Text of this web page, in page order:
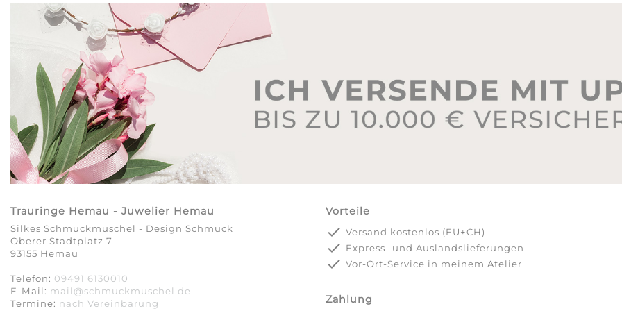
Trauringe Hemau - Juwelier Hemau
Silkes Schmuckmuschel - Design Schmuck
Oberer Stadtplatz 7
93155 Hemau
Telefon: 09491 6130010
E-Mail: mail@schmuckmuschel.de
Termine: nach Vereinbarung​​​​​​​
Vorteile
done Versand kostenlos (EU+CH)
done Express- und Auslandslieferungen
done Vor-Ort-Service in meinem Atelier
Zahlung